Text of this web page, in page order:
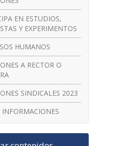
EN ESTUDIOS,
Y EXPERIMENTOS
HUMANOS
A RECTOR O
SINDICALES 2023
INFORMACIONES